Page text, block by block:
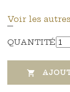
Voir les
QUANTITÉ
